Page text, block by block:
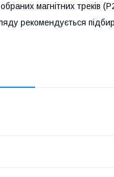
обраних магнітних треків
рекомендується